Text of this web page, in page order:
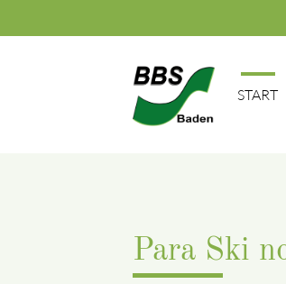
START
Para Ski